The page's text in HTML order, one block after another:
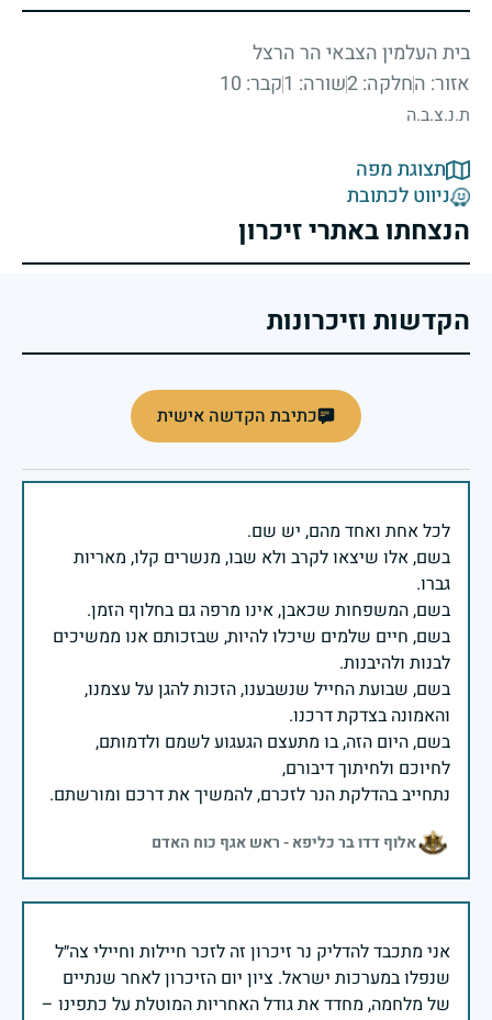
בית העלמין הצבאי הר הרצל
אזור: החלקה: 2 שורה: 1 קבר: 10
ת.נ.צ.ב.ה
תצוגת מפה
ניווט לכתובת
הנצחתו באתרי זיכרון
הקדשות וזיכרונות
כתיבת הקדשה אישית
בשם, אלו שיצאו לקרב ולא שבו, מנשרים קלו, מאריות
בשם, חיים שלמים שיכלו להיות, שבזכותם אנו ממשיכים
בשם, שבועת החייל שנשבענו, הזכות להגן על עצמנו,
בשם, היום הזה, בו מתעצם הגעגוע לשמם ולדמותם,
נתחייב בהדלקת הנר לזכרם, להמשיך את דרכם ומורשתם.
אלוף דדו בר כליפא - ראש אגף כוח האדם
אני מתכבד להדליק נר זיכרון זה לזכר חיילות וחיילי צה״ל
שנפלו במערכות ישראל. ציון יום הזיכרון לאחר שנתיים
של מלחמה, מחדד את גודל האחריות המוטלת על כתפינו –